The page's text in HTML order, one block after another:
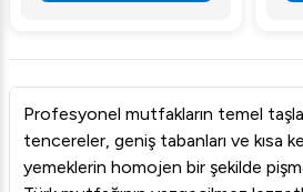
Profesyonel mutfakların temel
tencereler, geniş tabanları ve kısa
yemeklerin homojen bir şekilde